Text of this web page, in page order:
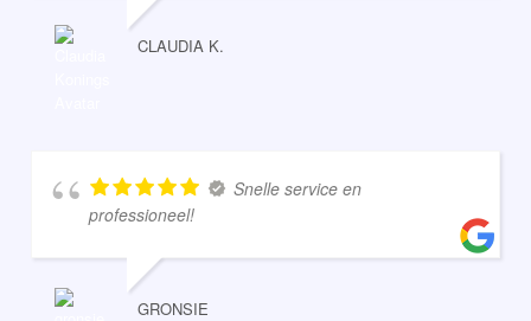
CLAUDIA K.
Snelle service en
professioneel!
GRONSIE